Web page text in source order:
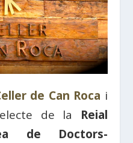
de Can Roca i
de la Reial
de Doctors-